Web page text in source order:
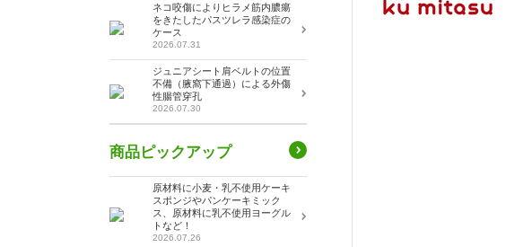
ネコ咬傷によりヒラメ筋内膿瘍
をきたしたパスツレラ感染症の
ケース
2026.07.31
ジュニアシート肩ベルトの位置
不備（腋窩下通過）による外傷
性腸管穿孔
2026.07.30
商品ピックアップ
原材料に小麦・乳不使用ケーキ
スポンジやパンケーキミック
ス、原材料に乳不使用ヨーグル
トなど！
2026.07.26